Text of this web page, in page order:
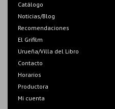
Catálogo
Noticias/Blog
Recomendaciones
El Grifilm
Urueña/Villa del Libro
Contacto
Horarios
Productora
Mi cuenta